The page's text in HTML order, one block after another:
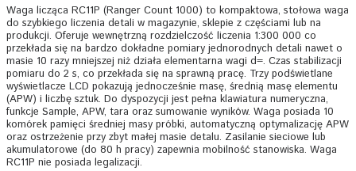
Waga licząca RC11P (Ranger Count 1000) to kompaktowa, stołowa waga
do szybkiego liczenia detali w magazynie, sklepie z częściami lub na
produkcji. Oferuje wewnętrzną rozdzielczość liczenia 1:300 000 co
przekłada się na bardzo dokładne pomiary jednorodnych detali nawet o
masie 10 razy mniejszej niż działa elementarna wagi d=. Czas stabilizacji
pomiaru do 2 s, co przekłada się na sprawną pracę. Trzy podświetlane
wyświetlacze LCD pokazują jednocześnie masę, średnią masę elementu
(APW) i liczbę sztuk. Do dyspozycji jest pełna klawiatura numeryczna,
funkcje Sample, APW, tara oraz sumowanie wyników. Waga posiada 10
komórek pamięci średniej masy próbki, automatyczną optymalizację APW
oraz ostrzeżenie przy zbyt małej masie detalu. Zasilanie sieciowe lub
akumulatorowe (do 80 h pracy) zapewnia mobilność stanowiska. Waga
RC11P nie posiada legalizacji.